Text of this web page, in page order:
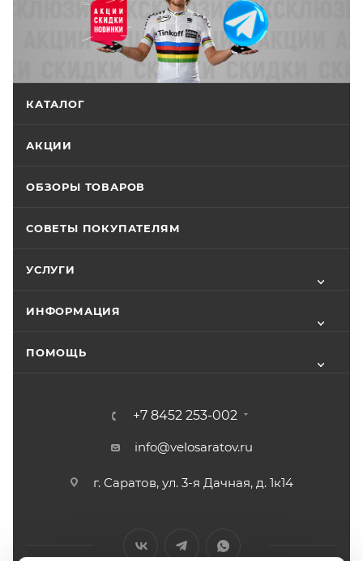
КАТАЛОГ
АКЦИИ
ОБЗОРЫ ТОВАРОВ
СОВЕТЫ ПОКУПАТЕЛЯМ
УСЛУГИ
ИНФОРМАЦИЯ
ПОМОЩЬ
+7 8452 253-002
info@velosaratov.ru
г. Саратов, ул. 3-я Дачная, д. 1к14